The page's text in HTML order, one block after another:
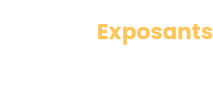
Exposants